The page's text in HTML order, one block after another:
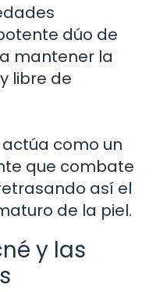
dúo de
mantener la
libre de
como un
que combate
así el
de la piel.
y las